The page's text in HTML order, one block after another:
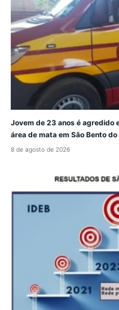
Jovem de 23 anos é agredido
área de mata em São Bento do
8 de agosto de 2026